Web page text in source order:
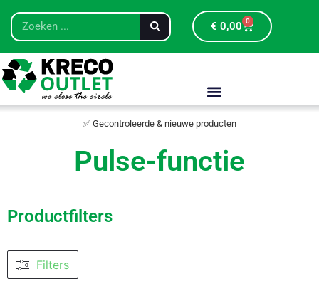
€ 0,00 0
✅ Gecontroleerde & nieuwe producten
Pulse-functie
Productfilters
Filters